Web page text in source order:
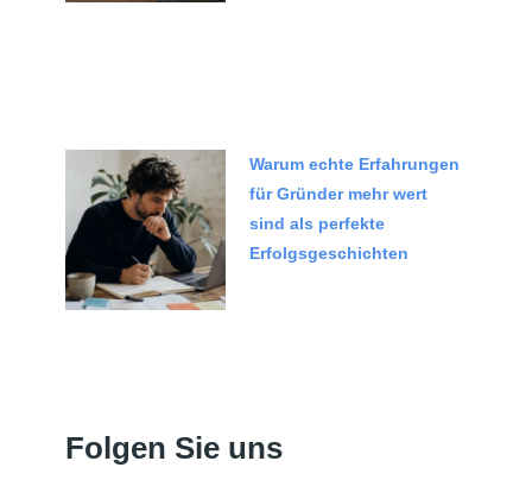
Warum echte Erfahrungen
für Gründer mehr wert
sind als perfekte
Erfolgsgeschichten
Folgen Sie uns